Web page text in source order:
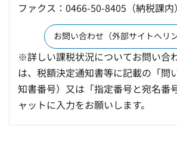
ファクス：0466-50-8405（納税課内）
お問い合わせ（外部サイトへリン
※詳しい課税状況についてお問い合
は、税額決定通知書等に記載の「問
知書番号）又は「指定番号と宛名番
ャットに入力をお願いします。